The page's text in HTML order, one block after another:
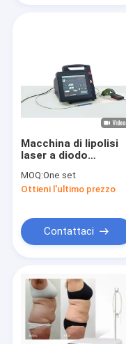
Prodotti
Su di noi
Macchina di lipolisi
laser a diodo
riduzione mirata del
grasso nell'addome
trattamento
MOQ:One set
Ottieni l'ultimo prezzo
Contattaci